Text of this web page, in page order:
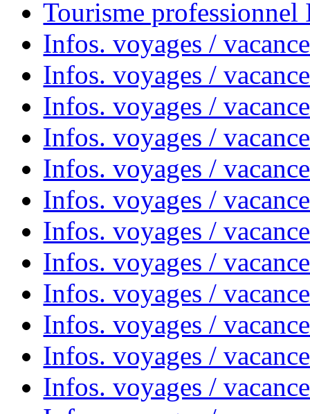
Tourisme
Infos. voyages /
Infos. voyages /
Infos. voyages /
Infos. voyages /
Infos. voyages /
Infos. voyages /
Infos. voyages /
Infos. voyages /
Infos. voyages /
Infos. voyages /
Infos. voyages /
Infos. voyages /